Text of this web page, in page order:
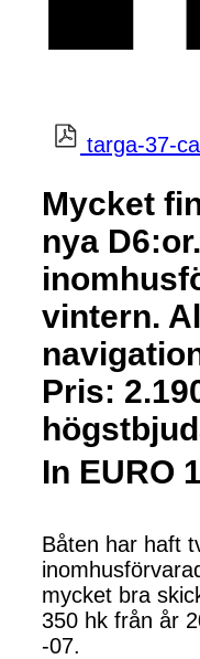
targa-37-
Mycket
nya
vintern.
Pris:
In EURO
Båten har haft
mycket bra
350 hk från år
-07.